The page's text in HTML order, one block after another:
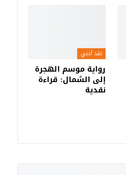
نقد أدبي
رواية موسم الهجرة
إلى الشمال: قراءة
نقدية